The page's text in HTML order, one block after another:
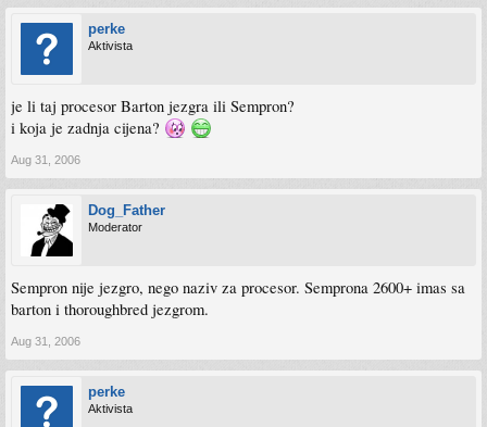
perke
Aktivista
je li taj procesor Barton jezgra ili Sempron?
i koja je zadnja cijena?
Aug 31, 2006
Dog_Father
Moderator
Sempron nije jezgro, nego naziv za procesor. Semprona 2600+ imas sa
barton i thoroughbred jezgrom.
Aug 31, 2006
perke
Aktivista